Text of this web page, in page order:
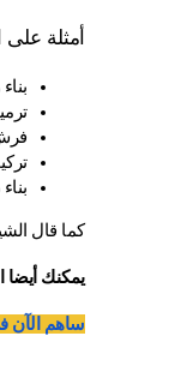
أمثلة
كما قال
يمكنك أيضا
ساهم الآن في تأسيس جامع